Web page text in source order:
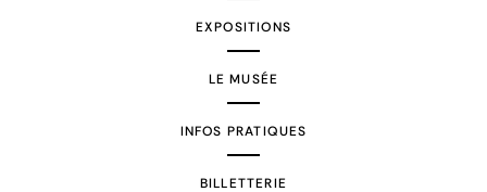
EXPOSITIONS
LE MUSÉE
INFOS PRATIQUES
BILLETTERIE